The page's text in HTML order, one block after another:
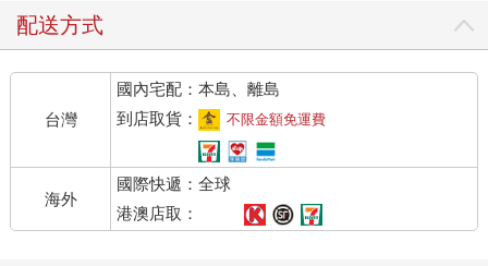
配送方式
台灣
國內宅配：本島、離島
到店取貨：
不限金額免運費
海外
國際快遞：全球
港澳店取：